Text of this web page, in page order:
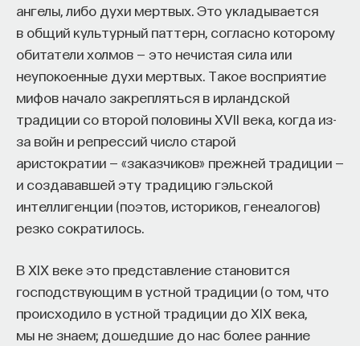
ангелы, либо духи мертвых. Это укладывается
в общий культурный паттерн, согласно которому
обитатели холмов — это нечистая сила или
неупокоенные духи мертвых. Такое восприятие
мифов начало закрепляться в ирландской
традиции со второй половины XVII века, когда из-
за войн и репрессий число старой
аристократии — «заказчиков» прежней традиции —
и создававшей эту традицию гэльской
интеллигенции (поэтов, историков, генеалогов)
резко сократилось.
В XIX веке это представление становится
господствующим в устной традиции (о том, что
происходило в устной традиции до XIX века,
мы не знаем; дошедшие до нас более ранние